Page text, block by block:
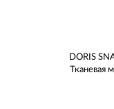
DORIS
Тканевая